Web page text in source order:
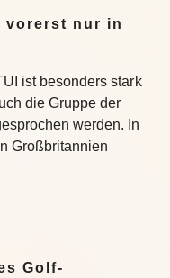
vorerst nur in
ist besonders stark
die Gruppe der
werden. In
Großbritannien
Golf-